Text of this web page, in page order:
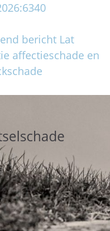
bericht Lat
affectieschade en